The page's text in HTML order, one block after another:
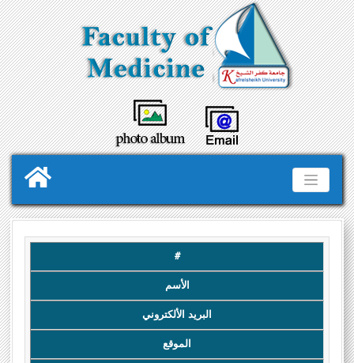
#
الأسم
البريد الألكتروني
الموقع